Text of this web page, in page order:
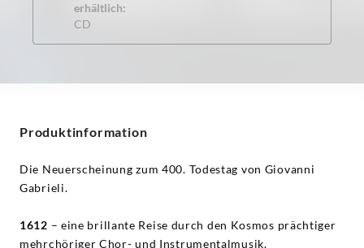
erhältlich:
CD
Produktinformation
Die Neuerscheinung zum 400. Todestag von Giovanni
Gabrieli.
1612 – eine brillante Reise durch den Kosmos prächtiger
mehrchöriger Chor- und Instrumentalmusik.